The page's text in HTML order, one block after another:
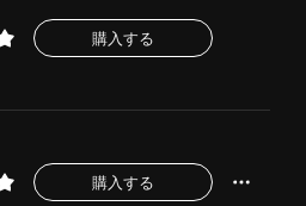
購入する
購入する